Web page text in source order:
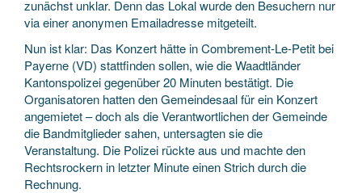
zunächst unklar. Denn das Lokal wurde den Besuchern nur
via einer anonymen Emailadresse mitgeteilt.
Nun ist klar: Das Konzert hätte in Combrement-Le-Petit bei
Payerne (VD) stattfinden sollen, wie die Waadtländer
Kantonspolizei gegenüber 20 Minuten bestätigt. Die
Organisatoren hatten den Gemeindesaal für ein Konzert
angemietet – doch als die Verantwortlichen der Gemeinde
die Bandmitglieder sahen, untersagten sie die
Veranstaltung. Die Polizei rückte aus und machte den
Rechtsrockern in letzter Minute einen Strich durch die
Rechnung.